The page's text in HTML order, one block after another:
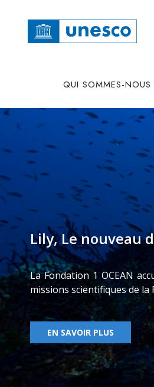
QUI SOMMES-NOUS
Lily, Le nouveau
La Fondation 1 OCEAN
missions scientifiques de la
EN SAVOIR PLUS